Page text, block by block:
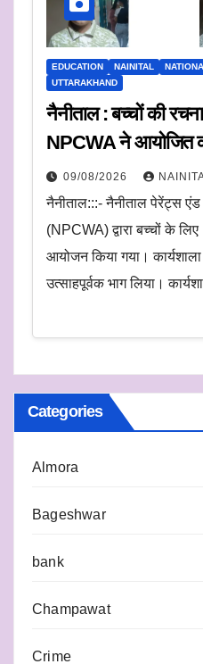
EDUCATION NAINITAL
UTTARAKHAND
नैनीताल : बच्चों की
NPCWA ने आयोजित
09/08/2026
नैनीताल:::- नैनीताल पेरेंट्स
(NPCWA) द्वारा बच्चों के
आयोजन किया गया।
उत्साहपूर्वक भाग लिया।
Categories
Almora
Bageshwar
bank
Champawat
Crime